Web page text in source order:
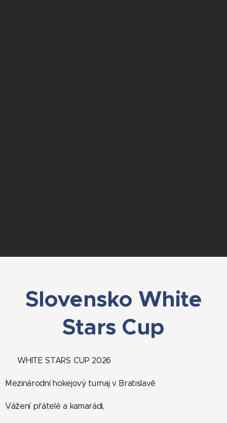
Slovensko White
Stars Cup
🏒 WHITE STARS CUP 2026
Mezinárodní hokejový turnaj v Bratislavě
Vážení přátelé a kamarádi,